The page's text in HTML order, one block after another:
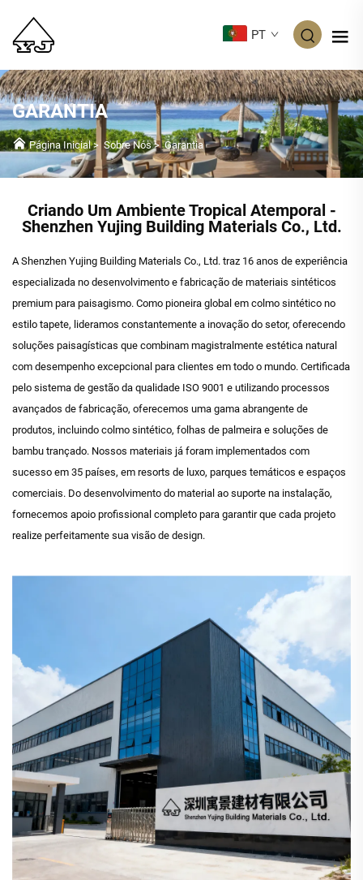
PT
GARANTIA
Página Inicial> Sobre Nós>Garantia
Criando Um Ambiente Tropical Atemporal -
Shenzhen Yujing Building Materials Co., Ltd.
A Shenzhen Yujing Building Materials Co., Ltd. traz 16 anos de experiência
especializada no desenvolvimento e fabricação de materiais sintéticos
premium para paisagismo. Como pioneira global em colmo sintético no
estilo tapete, lideramos constantemente a inovação do setor, oferecendo
soluções paisagísticas que combinam magistralmente estética natural
com desempenho excepcional para clientes em todo o mundo. Certificada
pelo sistema de gestão da qualidade ISO 9001 e utilizando processos
avançados de fabricação, oferecemos uma gama abrangente de
produtos, incluindo colmo sintético, folhas de palmeira e soluções de
bambu trançado. Nossos materiais já foram implementados com
sucesso em 35 países, em resorts de luxo, parques temáticos e espaços
comerciais. Do desenvolvimento do material ao suporte na instalação,
fornecemos apoio profissional completo para garantir que cada projeto
realize perfeitamente sua visão de design.